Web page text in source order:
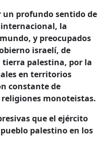
un profundo sentido de
la
y preocupados
israelí, de
palestina, por la
en territorios
constante de
religiones monoteistas.
que el ejército
palestino en los